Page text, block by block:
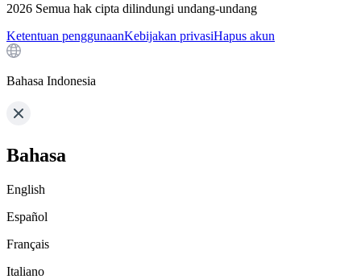
2026 Semua hak cipta dilindungi undang-undang
Ketentuan penggunaanKebijakan privasiHapus akun
Bahasa Indonesia
Bahasa
English
Español
Français
Italiano